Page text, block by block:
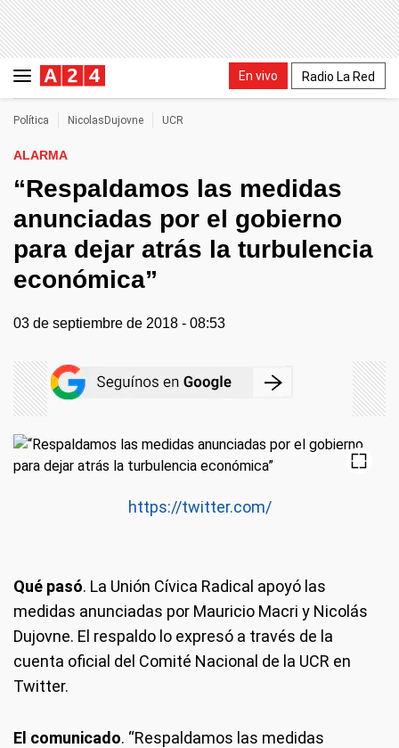
En vivo Radio La Red
Política NicolasDujovne UCR
ALARMA
“Respaldamos las medidas
anunciadas por el gobierno
para dejar atrás la turbulencia
económica”
03 de septiembre de 2018 - 08:53
https://twitter.com/
Qué pasó. La Unión Cívica Radical apoyó las
medidas anunciadas por Mauricio Macri y Nicolás
Dujovne. El respaldo lo expresó a través de la
cuenta oficial del Comité Nacional de la UCR en
Twitter.
El comunicado. “Respaldamos las medidas